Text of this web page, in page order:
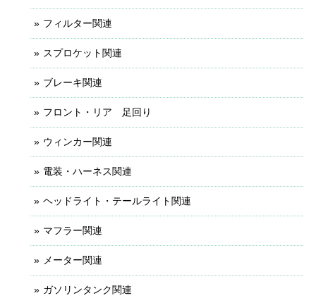
フィルター関連
スプロケット関連
ブレーキ関連
フロント・リア 足回り
ウィンカー関連
電装・ハーネス関連
ヘッドライト・テールライト関連
マフラー関連
メーター関連
ガソリンタンク関連